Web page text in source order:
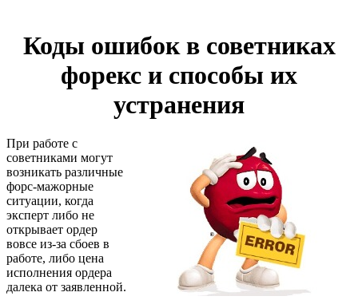
Коды ошибок в советниках
форекс и способы их
устранения
При работе с
советниками могут
возникать различные
форс-мажорные
ситуации, когда
эксперт либо не
открывает ордер
вовсе из-за сбоев в
работе, либо цена
исполнения ордера
далека от заявленной.